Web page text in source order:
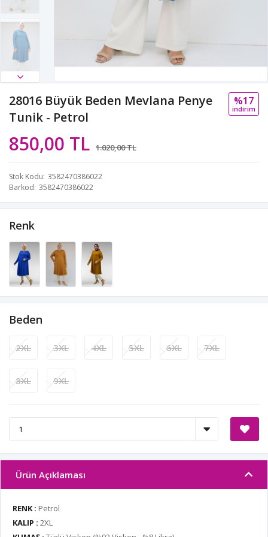
28016 Büyük Beden Mevlana Penye
Tunik - Petrol
850,00 TL 1.020,00 TL
%17
i̇ndi̇ri̇m
Stok Kodu 3582470386022
Barkod 3582470386022
Renk
Beden
2XL 3XL 4XL 5XL 6XL 7XL
8XL 9XL
Ürün Açıklaması
RENK : Petrol
KALIP : 2XL